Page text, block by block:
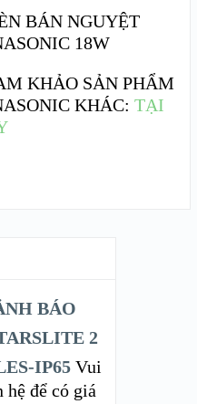
KHẢO SẢN PHẨM
KHÁC:TẠI
BÁO
2
IP65 Vui
hệ để có giá